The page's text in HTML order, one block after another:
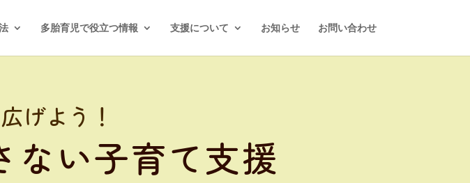
多胎育児で役立つ情報 支援について お知らせ お問い合わせ
げよう！
ない子育て支援